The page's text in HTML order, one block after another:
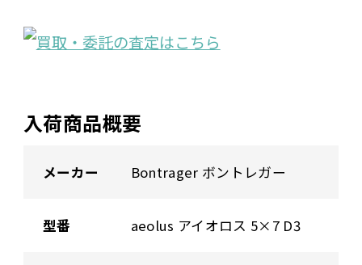
入荷商品概要
メーカー Bontrager ボントレガー
型番 aeolus アイオロス 5×7 D3